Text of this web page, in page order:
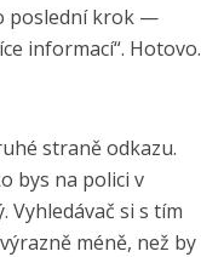
poslední krok —
informací“. Hotovo.
straně odkazu.
bys na polici v
Vyhledávač si s tím
méně, než by